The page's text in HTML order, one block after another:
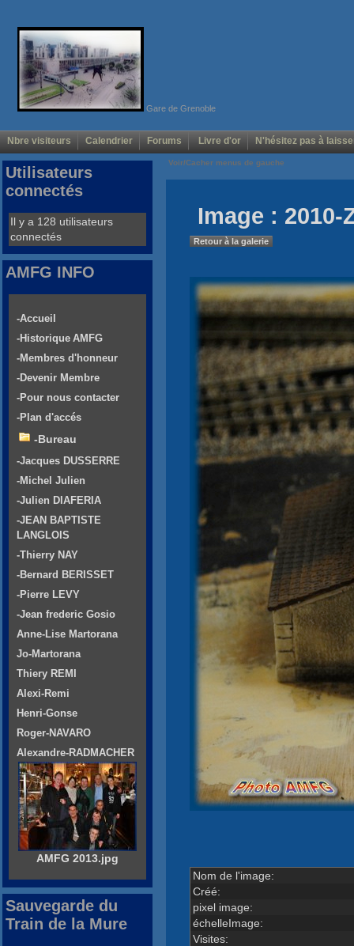
Gare de Grenoble
Nbre visiteurs Calendrier Forums Livre d'or N'hésitez pas à
Voir/Cacher menus de gauche
Image : 2010-
Retour à la galerie
Nom de l'image:
Créé:
pixel image:
échelleImage:
Visites:
Utilisateurs
connectés
Il y a 128 utilisateurs
connectés
AMFG INFO
-Accueil
-Historique AMFG
-Membres d'honneur
-Devenir Membre
-Pour nous contacter
-Plan d'accés
-Bureau
-Jacques DUSSERRE
-Michel Julien
-Julien DIAFERIA
-JEAN BAPTISTE
LANGLOIS
-Thierry NAY
-Bernard BERISSET
-Pierre LEVY
-Jean frederic Gosio
Anne-Lise Martorana
Jo-Martorana
Thiery REMI
Alexi-Remi
Henri-Gonse
Roger-NAVARO
Alexandre-RADMACHER
AMFG 2013.jpg
Sauvegarde du
Train de la Mure